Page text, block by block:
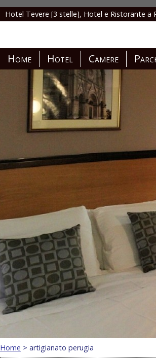
Hotel Tevere [3 stelle], Hotel e Ristorante a
Home Hotel Camere
Home > artigianato perugia